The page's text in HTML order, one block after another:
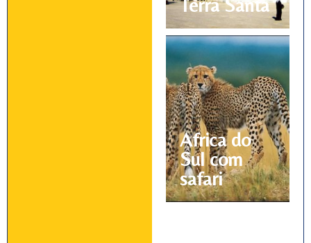
Terra Santa
Africa do
Sul com
safari